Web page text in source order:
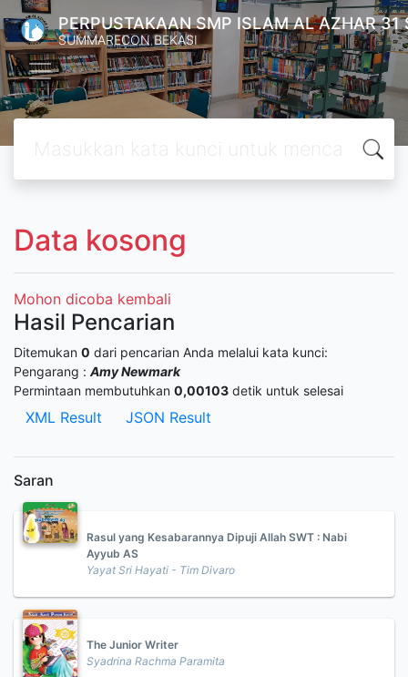
PERPUSTAKAAN SMP ISLAM AL AZHAR 31
SUMMARECON BEKASI
Data kosong
Mohon dicoba kembali
Hasil Pencarian
Ditemukan 0 dari pencarian Anda melalui kata kunci:
Pengarang : Amy Newmark
Permintaan membutuhkan 0,00103 detik untuk selesai
XML Result JSON Result
Saran
Rasul yang Kesabarannya Dipuji Allah SWT : Nabi
Ayyub AS
Yayat Sri Hayati - Tim Divaro
The Junior Writer
Syadrina Rachma Paramita